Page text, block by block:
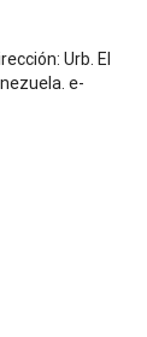
Urb. El
e-